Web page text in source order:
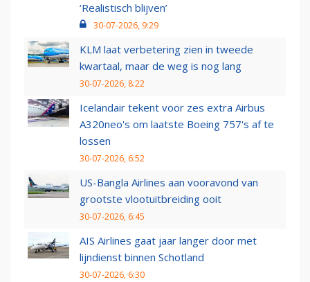
‘Realistisch blijven’
30-07-2026, 9:29
KLM laat verbetering zien in tweede
kwartaal, maar de weg is nog lang
30-07-2026, 8:22
Icelandair tekent voor zes extra Airbus
A320neo's om laatste Boeing 757's af te
lossen
30-07-2026, 6:52
US-Bangla Airlines aan vooravond van
grootste vlootuitbreiding ooit
30-07-2026, 6:45
AIS Airlines gaat jaar langer door met
lijndienst binnen Schotland
30-07-2026, 6:30